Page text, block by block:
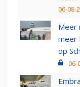
06-08-
Meer
meer
op
06-